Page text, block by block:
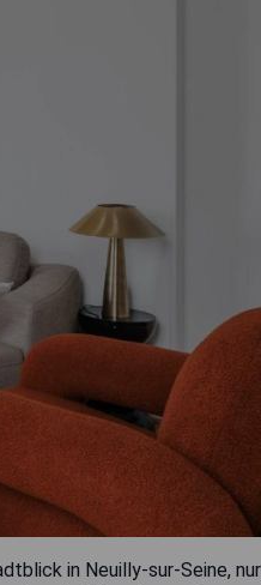
in Neuilly-sur-Seine, nur